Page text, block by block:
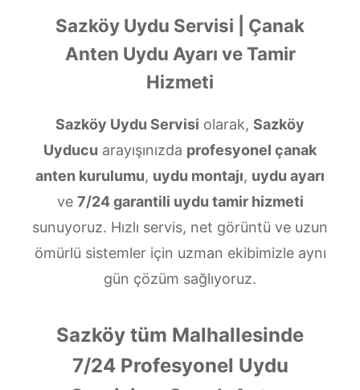
Sazköy Uydu Servisi | Çanak
Anten Uydu Ayarı ve Tamir
Hizmeti
Sazköy Uydu Servisi olarak, Sazköy
Uyducu arayışınızda profesyonel çanak
anten kurulumu, uydu montajı, uydu ayarı
ve 7/24 garantili uydu tamir hizmeti
sunuyoruz. Hızlı servis, net görüntü ve uzun
ömürlü sistemler için uzman ekibimizle aynı
gün çözüm sağlıyoruz.
Sazköy tüm Malhallesinde
7/24 Profesyonel Uydu